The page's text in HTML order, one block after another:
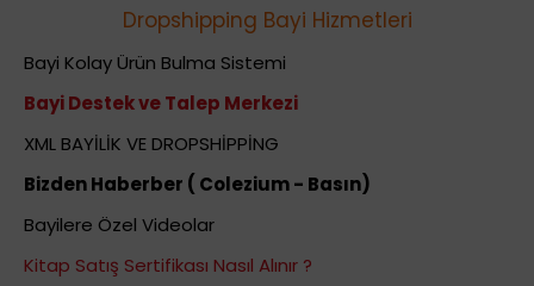
Dropshipping Bayi Hizmetleri
Bayi Kolay Ürün Bulma Sistemi
Bayi Destek ve Talep Merkezi
XML BAYİLİK VE DROPSHİPPİNG
Bizden Haberber ( Colezium - Basın)
Bayilere Özel Videolar
Kitap Satış Sertifikası Nasıl Alınır ?